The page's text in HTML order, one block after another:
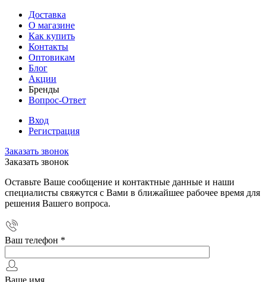
Доставка
О магазине
Как купить
Контакты
Оптовикам
Блог
Акции
Бренды
Вопрос-Ответ
Вход
Регистрация
Заказать звонок
Заказать звонок
Оставьте Ваше сообщение и контактные данные и наши
специалисты свяжутся с Вами в ближайшее рабочее время для
решения Вашего вопроса.
Ваш телефон *
Ваше имя